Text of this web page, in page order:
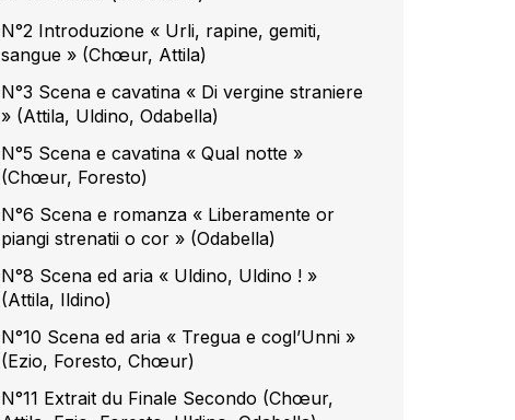
N°2 Introduzione « Urli, rapine, gemiti,
sangue » (Chœur, Attila)
N°3 Scena e cavatina « Di vergine straniere
» (Attila, Uldino, Odabella)
N°5 Scena e cavatina « Qual notte »
(Chœur, Foresto)
N°6 Scena e romanza « Liberamente or
piangi strenatii o cor » (Odabella)
N°8 Scena ed aria « Uldino, Uldino ! »
(Attila, Ildino)
N°10 Scena ed aria « Tregua e cogl’Unni »
(Ezio, Foresto, Chœur)
N°11 Extrait du Finale Secondo (Chœur,